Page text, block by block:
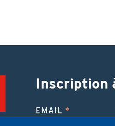
Inscription
EMAIL